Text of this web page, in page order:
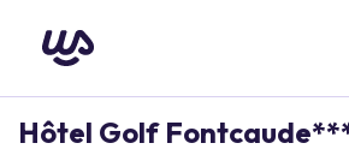
Hôtel Golf